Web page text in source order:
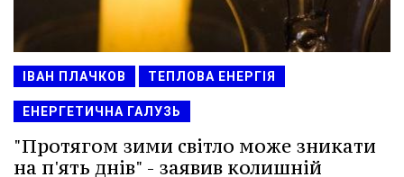
ІВАН ПЛАЧКОВ ТЕПЛОВА ЕНЕРГІЯ
ЕНЕРГЕТИЧНА ГАЛУЗЬ
"Протягом зими світло може зникати
на п'ять днів" - заявив колишній